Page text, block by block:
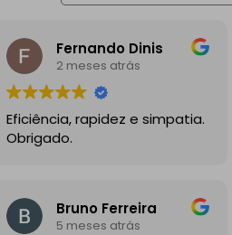
Fernando Dinis
2 meses atrás
Eficiência, rapidez e simpatia.
Obrigado.
Bruno Ferreira
5 meses atrás